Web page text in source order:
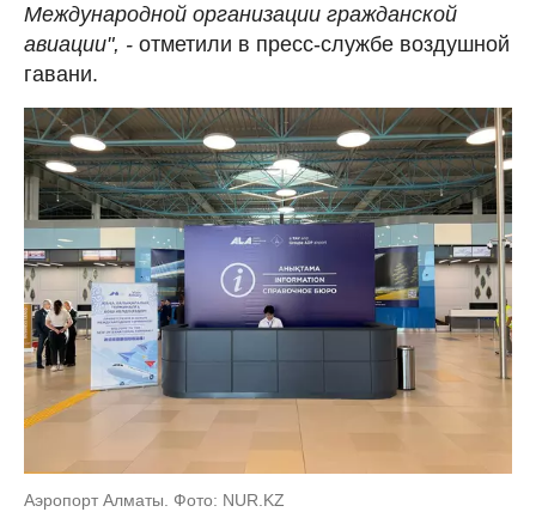
Международной организации гражданской
авиации", - отметили в пресс-службе воздушной
гавани.
Аэропорт Алматы. Фото: NUR.KZ